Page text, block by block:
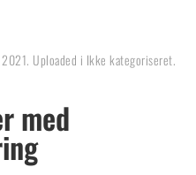
. Uploaded i Ikke kategoriseret.
med